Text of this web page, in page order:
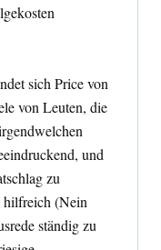
sich Price von
von Leuten, die
und
zu
hilfreich (Nein
ständig zu